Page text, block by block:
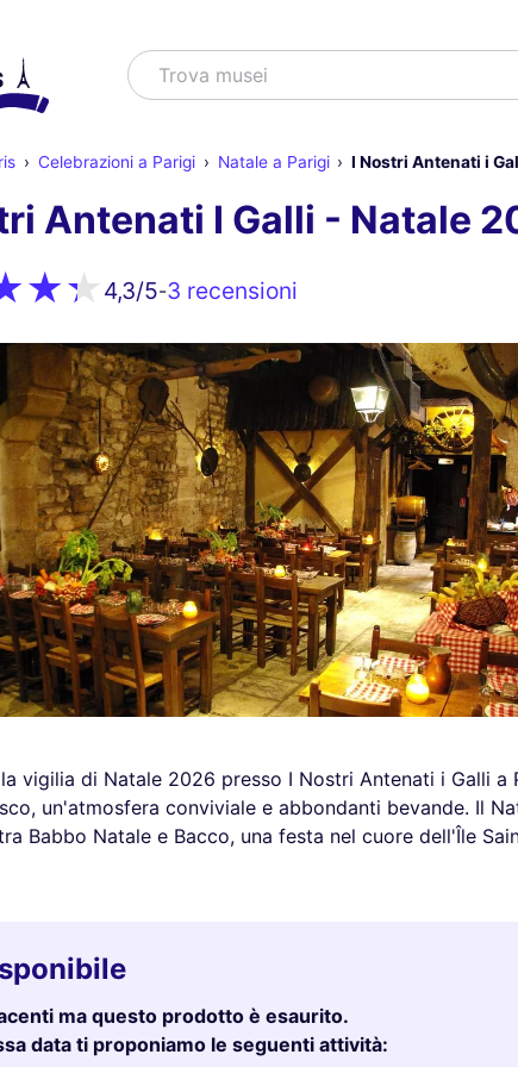
Cercare
Trova spet
Celebrazioni a Parigi Natale a Parigi I Nostri Antenati i
Antenati I Galli - Natale
4,3/5-3 recensioni
vigilia di Natale 2026 presso I Nostri Antenati i Galli a
un'atmosfera conviviale e abbondanti bevande. Il
Babbo Natale e Bacco, una festa nel cuore dell'Île
ma questo prodotto è esaurito.
data ti proponiamo le seguenti attività: